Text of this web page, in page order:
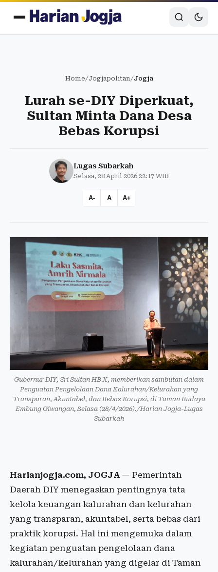
Home/Jogjapolitan/Jogja
Lurah se-DIY Diperkuat,
Sultan Minta Dana Desa
Bebas Korupsi
Lugas Subarkah
Selasa, 28 April 2026 22:17 WIB
A- A A+
Gubernur DIY, Sri Sultan HB X, memberikan sambutan dalam
Penguatan Pengelolaan Dana Kalurahan/Kelurahan yang
Transparan, Akuntabel, dan Bebas Korupsi, di Taman Budaya
Embung Giwangan, Selasa (28/4/2026)./Harian Jogja-Lugas
Subarkah
Harianjogja.com, JOGJA— Pemerintah
Daerah DIY menegaskan pentingnya tata
kelola keuangan kalurahan dan kelurahan
yang transparan, akuntabel, serta bebas dari
praktik korupsi. Hal ini mengemuka dalam
kegiatan penguatan pengelolaan dana
kalurahan/kelurahan yang digelar di Taman